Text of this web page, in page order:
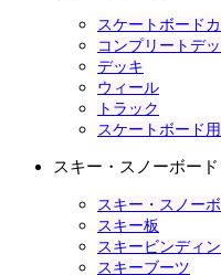
スケートボード
コンプリートデ
デッキ
ウィール
トラック
スケートボード
スキー・スノーボード
スキー・スノー
スキー板
スキービンディ
スキーブーツ